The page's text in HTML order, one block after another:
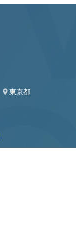
東京都